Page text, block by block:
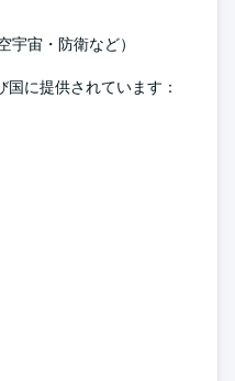
宇宙・防衛など）
に提供されています：